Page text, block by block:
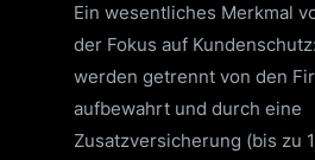
Ein wesentliches Merkmal
der Fokus auf
werden getrennt von den
aufbewahrt und durch eine
Zusatzversicherung (bis zu